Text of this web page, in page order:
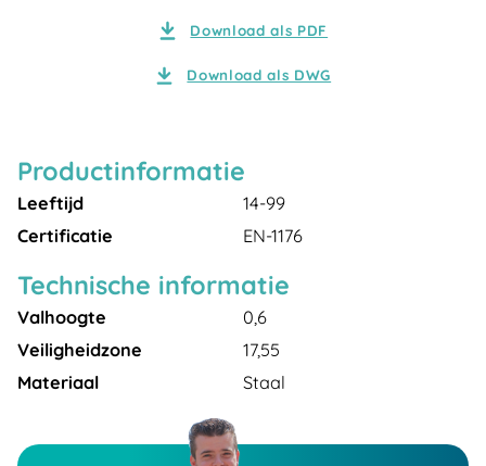
Download als PDF
Download als DWG
Productinformatie
Leeftijd
14-99
Certificatie
EN-1176
Technische informatie
Valhoogte
0,6
Veiligheidzone
17,55
Materiaal
Staal